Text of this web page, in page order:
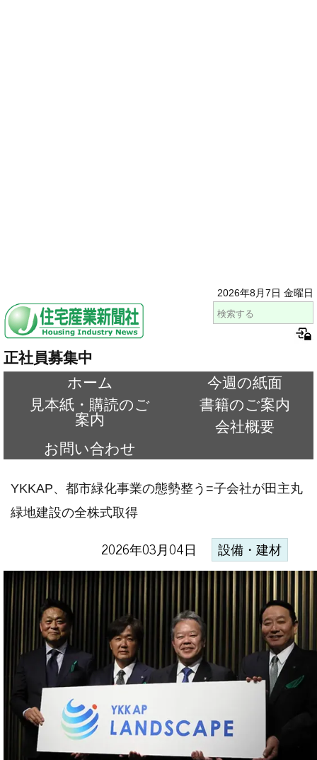
2026年8月7日 金曜日
正社員募集中
ホーム
今週の紙面
見本紙・購読のご
案内
書籍のご案内
会社概要
お問い合わせ
YKKAP、都市緑化事業の態勢整う=子会社が田主丸
緑地建設の全株式取得
2026年03月04日 設備・建材